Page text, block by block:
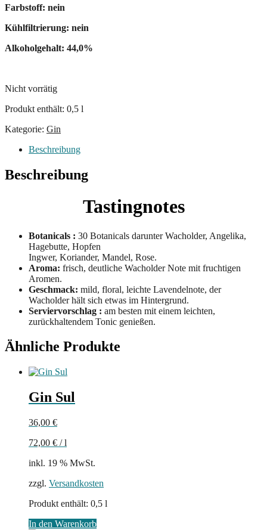
Farbstoff: nein
Kühlfiltrierung: nein
Alkoholgehalt: 44,0%
Nicht vorrätig
Produkt enthält: 0,5 l
Kategorie: Gin
Beschreibung
Beschreibung
Tastingnotes
Botanicals : 30 Botanicals darunter Wacholder, Angelika,
Hagebutte, Hopfen
Ingwer, Koriander, Mandel, Rose.
Aroma: frisch, deutliche Wacholder Note mit fruchtigen
Aromen.
Geschmack: mild, floral, leichte Lavendelnote, der
Wacholder hält sich etwas im Hintergrund.
Serviervorschlag : am besten mit einem leichten,
zurückhaltendem Tonic genießen.
Ähnliche Produkte
Gin Sul
36,00 €
72,00 € /l
inkl. 19 % MwSt.
zzgl. Versandkosten
Produkt enthält: 0,5 l
In den Warenkorb